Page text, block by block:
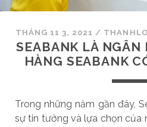
THÁNG 11 3, 2021 /
SEABANK LÀ NGÂN
HÀNG SEABANK
Trong những năm gần đây,
sự tin tưởng và lựa chọn của